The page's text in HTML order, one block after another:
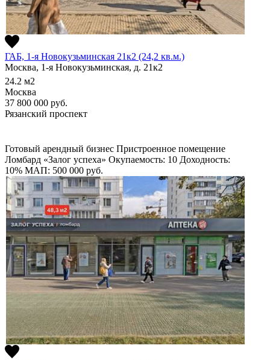
ГАБ, 1-я Новокузьминская 21к2 (24,2 кв.м.)
Москва, 1-я Новокузьминская, д. 21к2
24.2 м2
Москва
37 800 000 руб.
Рязанский проспект
Готовый арендный бизнес Пристроенное помещение
Ломбард «Залог успеха» Окупаемость: 10 Доходность:
10% МАП: 500 000 руб.